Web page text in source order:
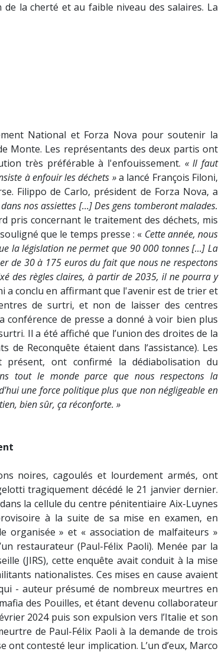
de la cherté et au faible niveau des salaires. La
National et Forza Nova pour soutenir la
Monte. Les représentants des deux partis ont
très préférable à l'enfouissement. « Il faut
à enfouir les déchets »a lancé François Filoni,
Filippo de Carlo, président de Forza Nova, a
nos assiettes […] Des gens tomberont malades.
pris concernant le traitement des déchets, mis
que le temps presse : « Cette année, nous
la législation ne permet que 90 000 tonnes […] La
de 30 à 175 euros du fait que nous ne respectons
des règles claires, à partir de 2035, il ne pourra y
a conclu en affirmant que l'avenir est de trier et
de surtri, et non de laisser des centres
de presse a donné à voir bien plus
Il a été affiché que l’union des droites de la
Reconquête étaient dans l‘assistance). Les
ont confirmé la dédiabolisation du
tout le monde parce que nous respectons la
une force politique plus que non négligeable en
bien sûr, ça réconforte. »
noires, cagoulés et lourdement armés, ont
tragiquement décédé le 21 janvier dernier.
la cellule du centre pénitentiaire Aix-Luynes
à la suite de sa mise en examen, en
organisée » et « association de malfaiteurs »
restaurateur (Paul-Félix Paoli). Menée par la
(JIRS), cette enquête avait conduit à la mise
nationalistes. Ces mises en cause avaient
- auteur présumé de nombreux meurtres en
des Pouilles, et étant devenu collaborateur
2024 puis son expulsion vers l’Italie et son
de Paul-Félix Paoli à la demande de trois
ont contesté leur implication. L’un d’eux, Marco